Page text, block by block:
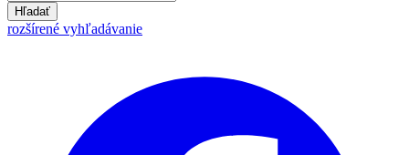
Hľadať
rozšírené vyhľadávanie